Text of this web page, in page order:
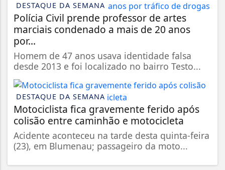
DESTAQUE DA SEMANA
Polícia Civil prende professor de artes
marciais condenado a mais de 20 anos
por...
Homem de 47 anos usava identidade falsa
desde 2013 e foi localizado no bairro Testo...
DESTAQUE DA SEMANA
Motociclista fica gravemente ferido após
colisão entre caminhão e motocicleta
Acidente aconteceu na tarde desta quinta-feira
(23), em Blumenau; passageiro da moto...